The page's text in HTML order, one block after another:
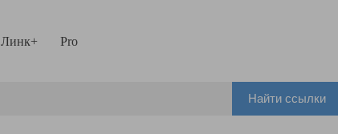
Линк+ Pro
Найти ссылки